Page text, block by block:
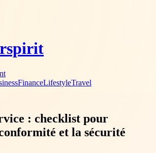
FinanceLifestyleTravel
: checklist pour
et la sécurité